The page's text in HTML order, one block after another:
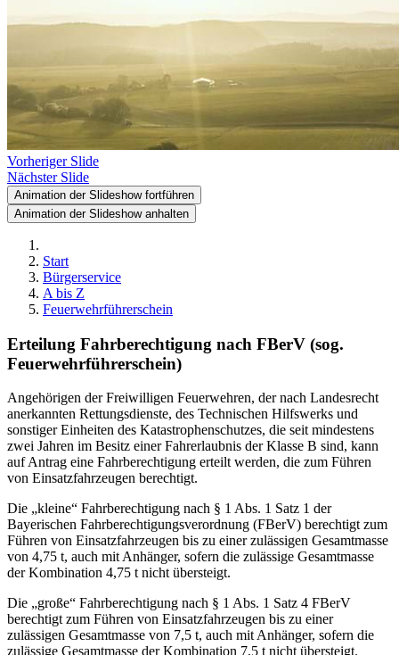
Vorheriger Slide
Nächster Slide
Animation der Slideshow fortführen
Animation der Slideshow anhalten
Start
Bürgerservice
A bis Z
Feuerwehrführerschein
Erteilung Fahrberechtigung nach FBerV (sog.
Feuerwehrführerschein)
Angehörigen der Freiwilligen Feuerwehren, der nach Landesrecht
anerkannten Rettungsdienste, des Technischen Hilfswerks und
sonstiger Einheiten des Katastrophenschutzes, die seit mindestens
zwei Jahren im Besitz einer Fahrerlaubnis der Klasse B sind, kann
auf Antrag eine Fahrberechtigung erteilt werden, die zum Führen
von Einsatzfahrzeugen berechtigt.
Die „kleine“ Fahrberechtigung nach § 1 Abs. 1 Satz 1 der
Bayerischen Fahrberechtigungsverordnung (FBerV) berechtigt zum
Führen von Einsatzfahrzeugen bis zu einer zulässigen Gesamtmasse
von 4,75 t, auch mit Anhänger, sofern die zulässige Gesamtmasse
der Kombination 4,75 t nicht übersteigt.
Die „große“ Fahrberechtigung nach § 1 Abs. 1 Satz 4 FBerV
berechtigt zum Führen von Einsatzfahrzeugen bis zu einer
zulässigen Gesamtmasse von 7,5 t, auch mit Anhänger, sofern die
zulässige Gesamtmasse der Kombination 7,5 t nicht übersteigt.